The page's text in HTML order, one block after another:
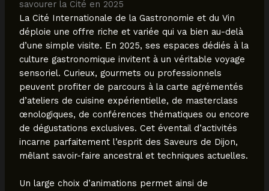
savourer la Cité en 2025
La Cité Internationale de la Gastronomie et du Vin
déploie une offre riche et variée qui va bien au-delà
d’une simple visite. En 2025, ses espaces dédiés à la
culture gastronomique invitent à un véritable voyage
sensoriel. Curieux, gourmets ou professionnels
peuvent profiter de parcours à la carte agrémentés
d’ateliers de cuisine expérientielle, de masterclass
œnologiques, de conférences thématiques ou encore
de dégustations exclusives. Cet éventail d’activités
incarne parfaitement l’esprit des Saveurs de Dijon,
mêlant savoir-faire ancestral et techniques actuelles.
Un large choix d’animations permet ainsi de